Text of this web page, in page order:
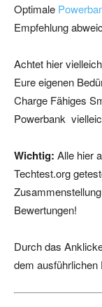
Optimale
Empfehlung
Achtet hier
Eure eigenen
Charge Fähiges
Powerbank
Wichtig: Alle hier
Techtest.org
Bewertungen!
Durch das
dem ausführlichen